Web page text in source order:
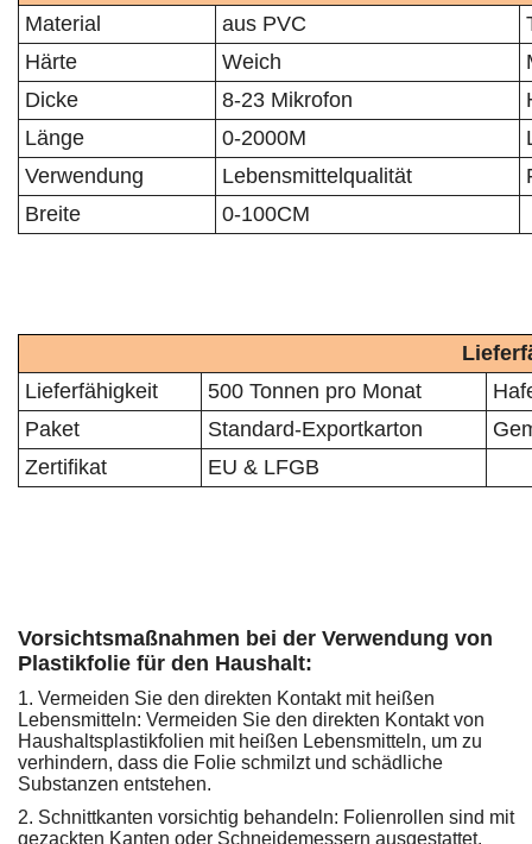
Material aus PVC
Härte
Weich
Dicke
8-23 Mikrofon
Länge
0-2000M
Verwendung
Lebensmittelqualität
Breite
0-100CM
Lieferfähigkeit
500 Tonnen pro Monat
Paket
Standard-Exportkarton
Zertifikat
EU & LFGB
Vorsichtsmaßnahmen bei der Verwendung von
Plastikfolie für den Haushalt:
1. Vermeiden Sie den direkten Kontakt mit heißen
Lebensmitteln: Vermeiden Sie den direkten Kontakt von
Haushaltsplastikfolien mit heißen Lebensmitteln, um zu
verhindern, dass die Folie schmilzt und schädliche
Substanzen entstehen.
2. Schnittkanten vorsichtig behandeln: Folienrollen sind mit
gezackten Kanten oder Schneidemessern ausgestattet.